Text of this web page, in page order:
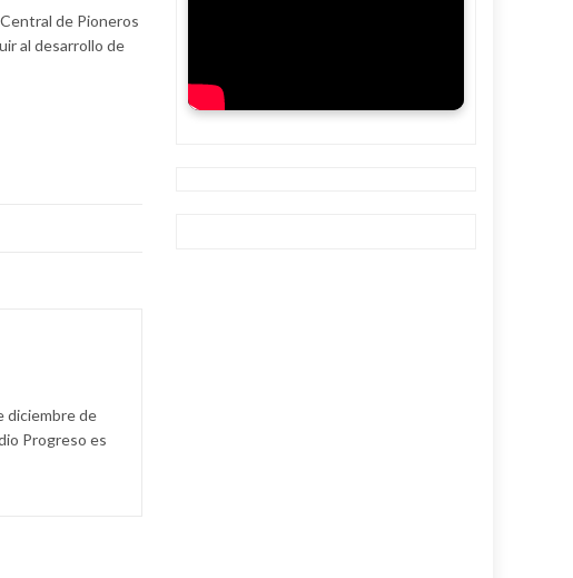
de Pioneros
al desarrollo de
diciembre de
Progreso es